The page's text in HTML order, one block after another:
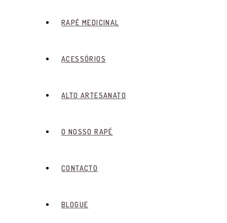
RAPÉ MEDICINAL
ACESSÓRIOS
ALTO ARTESANATO
O NOSSO RAPÉ
CONTACTO
BLOGUE